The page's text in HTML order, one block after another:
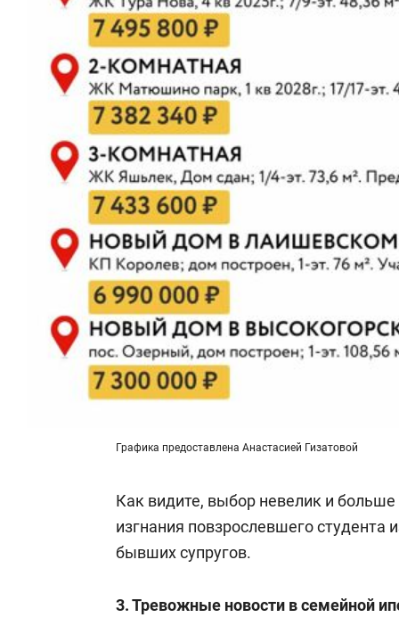
Графика предоставлена Анастасией Гизатовой
Как видите, выбор невелик и
изгнания повзрослевшего студента
бывших супругов.
3. Тревожные новости в семейной